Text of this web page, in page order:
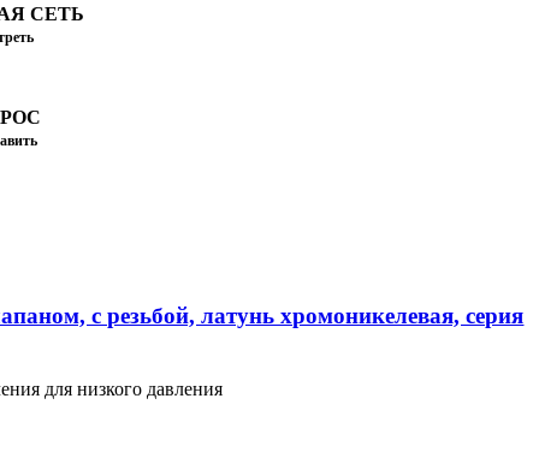
СЕТЬ
с резьбой, латунь хромоникелевая, серия
для низкого давления